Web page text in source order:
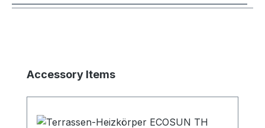
Produktgalerie überspringen
Accessory Items